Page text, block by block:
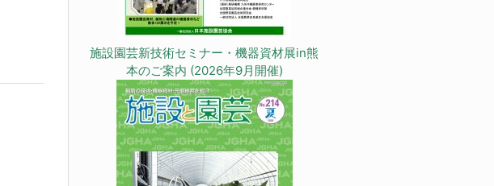
施設園芸新技術セミナー・機器資材展in熊
本のご案内 (2026年9月開催)